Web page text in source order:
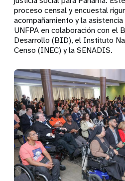
proceso censal y encuestal
acompañamiento y la
UNFPA en colaboración con el
Desarrollo (BID), el Instituto
Censo (INEC) y la SENADIS.